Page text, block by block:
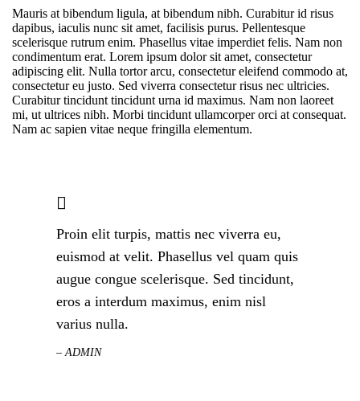
Mauris at bibendum ligula, at bibendum nibh. Curabitur id risus
dapibus, iaculis nunc sit amet, facilisis purus. Pellentesque
scelerisque rutrum enim. Phasellus vitae imperdiet felis. Nam non
condimentum erat. Lorem ipsum dolor sit amet, consectetur
adipiscing elit. Nulla tortor arcu, consectetur eleifend commodo at,
consectetur eu justo. Sed viverra consectetur risus nec ultricies.
Curabitur tincidunt tincidunt urna id maximus. Nam non laoreet
mi, ut ultrices nibh. Morbi tincidunt ullamcorper orci at consequat.
Nam ac sapien vitae neque fringilla elementum.
Proin elit turpis, mattis nec viverra eu,
euismod at velit. Phasellus vel quam quis
augue congue scelerisque. Sed tincidunt,
eros a interdum maximus, enim nisl
varius nulla.
– ADMIN